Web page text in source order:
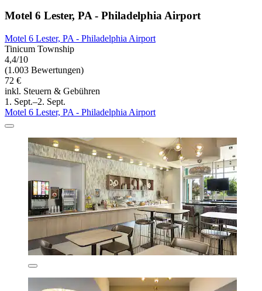
Motel 6 Lester, PA - Philadelphia Airport
Motel 6 Lester, PA - Philadelphia Airport
Tinicum Township
4,4/10
(1.003 Bewertungen)
72 €
inkl. Steuern & Gebühren
1. Sept.–2. Sept.
Motel 6 Lester, PA - Philadelphia Airport